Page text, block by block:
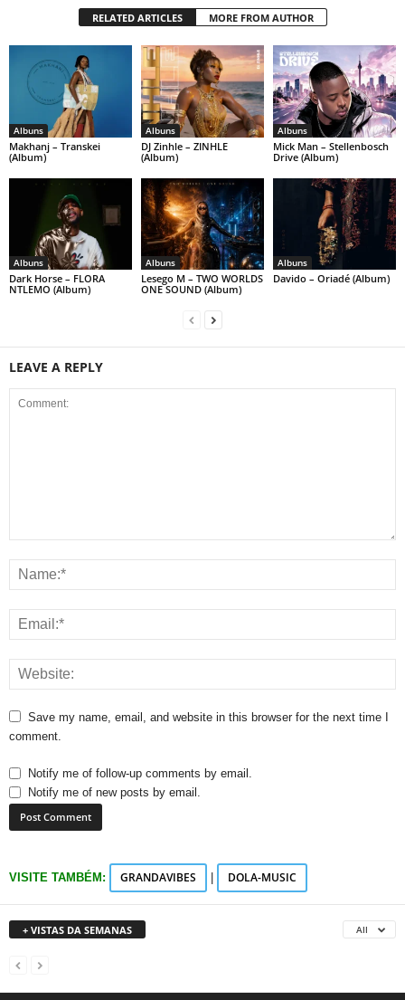
RELATED ARTICLES MORE FROM AUTHOR
Albuns
Makhanj – Transkei
(Album)
Albuns
DJ Zinhle – ZINHLE
(Album)
Albuns
Mick Man – Stellenbosch
Drive (Album)
Albuns
Dark Horse – FLORA
NTLEMO (Album)
Albuns
Lesego M – TWO WORLDS
ONE SOUND (Album)
Albuns
Davido – Oriadé (Album)
LEAVE A REPLY
Save my name, email, and website in this browser for the next time I
comment.
Notify me of follow-up comments by email.
Notify me of new posts by email.
VISITE TAMBÉM: GRANDAVIBES DOLA-MUSIC
+ VISTAS DA SEMANAS All